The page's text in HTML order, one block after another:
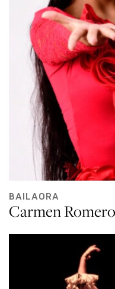
BAILAORA
Carmen Romero